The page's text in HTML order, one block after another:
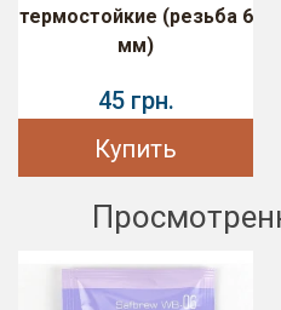
термостойкие (резьба 6
мм)
45 грн.
Купить